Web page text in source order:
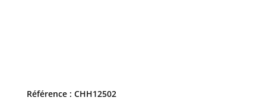
Référence : CHH12502